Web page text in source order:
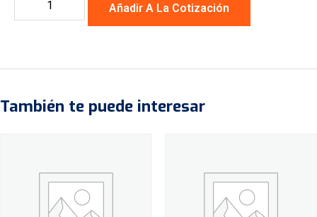
Añadir A La Cotización
También te puede interesar